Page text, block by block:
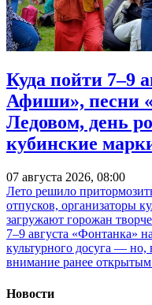
Куда пойти 7–9
Афиши», песни
Ледовом, день
кубинские
07 августа 2026, 08:00
Лето решило
отпусков, организаторы
загружают горожан
7–9 августа «Фонтанка»
культурного досуга — но,
внимание ранее
Новости